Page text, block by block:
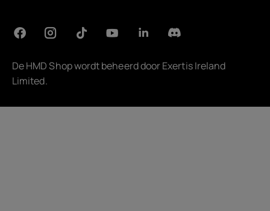
De HMD Shop wordt beheerd doorExertis Ireland
Limited.